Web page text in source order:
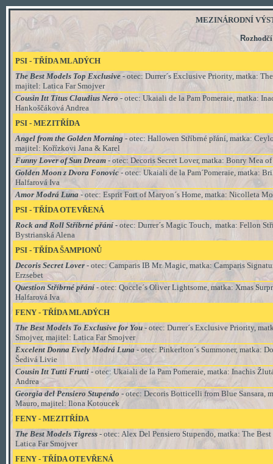
MEZINÁRODNÍ
R
PSI - TŘÍDA MLADÝCH
The Best Models Top Exclusive - otec: Durrer´s Exclusive Priority, matka:
majitel: Latica Far Smojver
Cousin Itt Titus Claudius Nero - otec: Ukaiali de la Pam Pomeraie, matka:
Hankoščáková Andrea
PSI - MEZITŘÍDA
Angel from the Golden Morning - otec: Hallowen Stříbrné přání, matka:
majitel: Kořízkovi Jana & Karel
Funny Lover of Sun Dream - otec: Decoris Secret Lover, matka: Bonry Mea
Golden Moon z Dvora Fonovic - otec: Ukaiali de la Pam´Pomeraie, matka:
Halfarová Iva
Amor Modrá Luna - otec: Esprit Fort of Maryon´s Home, matka: Nicolleta
PSI - TŘÍDAOTEVŘENÁ
Rock and Roll Stříbrné přání - otec: Durrer´s Magic Touch, matka: Fellon
Bystrianská Alena
PSI - TŘÍDAŠAMPIONŮ
Decoris Secret Lover - otec: Camparis IB Mr. Magic, matka: Camparis
Erzsebet
Question Stříbrné přání- otec: Qoccle´s Oliver Lightsome, matka: Xmas
Halfarová Iva
FENY - TŘÍDA MLADÝCH
The Best Models To Exclusive for You - otec: Durrer´s Exclusive Priority,
Smojver, majitel: Latica Far Smojver
Excelent Donna Evely Modrá Luna - otec: Pinkerlton´s Summoner, matka:
Šedivá Livie
Cousin Itt Tutti Frutti - otec: Ukaiali de la Pam Pomeraie, matka: Inachis
Andrea
Georgia del Pensiero Stupendo - otec: Decoris Botticelli from Blue Sansara,
Mauro, majitel: Ilona Kotoucek
FENY - MEZITŘÍDA
The Best Models Tigress - otec: Alex Del Pensiero Stupendo, matka: The
Latica Far Smojver
FENY - TŘÍDAOTEVŘENÁ